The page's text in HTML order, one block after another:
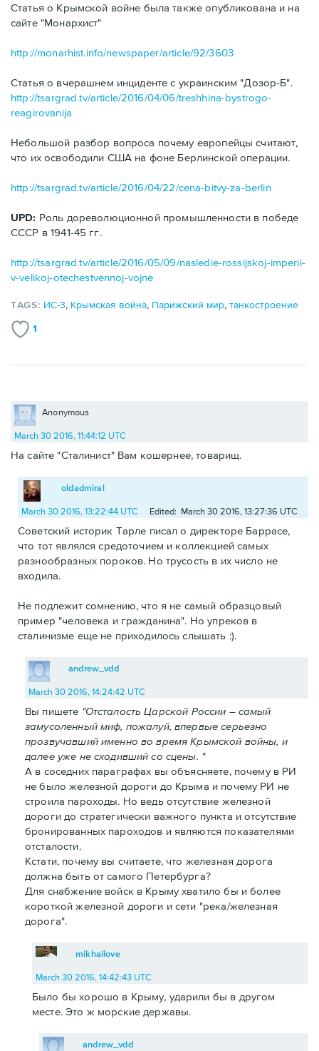
Статья о Крымской войне была также опубликована и на
сайте "Монархист"
http://monarhist.info/newspaper/article/92/3603
Статья о вчерашнем инциденте с украинским "Дозор-Б".
http://tsargrad.tv/article/2016/04/06/treshhina-bystrogo-
reagirovanija
Небольшой разбор вопроса почему европейцы считают,
что их освободили США на фоне Берлинской операции.
http://tsargrad.tv/article/2016/04/22/cena-bitvy-za-berlin
UPD: Роль дореволюционной промышленности в победе
СССР в 1941-45 гг.
http://tsargrad.tv/article/2016/05/09/nasledie-rossijskoj-imperii-
v-velikoj-otechestvennoj-vojne
TAGS: ИС-3, Крымская война, Парижский мир,танкостроение
1
Anonymous
March 30 2016, 11:44:12 UTC
На сайте "Сталинист" Вам кошернее, товарищ.
oldadmiral
March 30 2016, 13:22:44 UTC Edited: March 30 2016, 13:27:36 UTC
Советский историк Тарле писал о директоре Баррасе,
что тот являлся средоточием и коллекцией самых
разнообразных пороков. Но трусость в их число не
входила.
Не подлежит сомнению, что я не самый образцовый
пример "человека и гражданина". Но упреков в
сталинизме еще не приходилось слышать :).
andrew_vdd
March 30 2016, 14:24:42 UTC
Вы пишете "Отсталость Царской России – самый
замусоленный миф, пожалуй, впервые серьезно
прозвучавший именно во время Крымской войны, и
далее уже не сходивший со сцены. "
А в соседних параграфах вы объясняете, почему в РИ
не было железной дороги до Крыма и почему РИ не
строила пароходы. Но ведь отсутствие железной
дороги до стратегически важного пункта и отсутствие
бронированных пароходов и являются показателями
отсталости.
Кстати, почему вы считаете, что железная дорога
должна быть от самого Петербурга?
Для снабжение войск в Крыму хватило бы и более
короткой железной дороги и сети "река/железная
дорога".
mikhailove
March 30 2016, 14:42:43 UTC
Было бы хорошо в Крыму, ударили бы в другом
месте. Это ж морские державы.
andrew_vdd